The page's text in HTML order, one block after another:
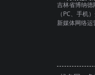
吉林省博纳德
（PC、手机
新媒体网络运